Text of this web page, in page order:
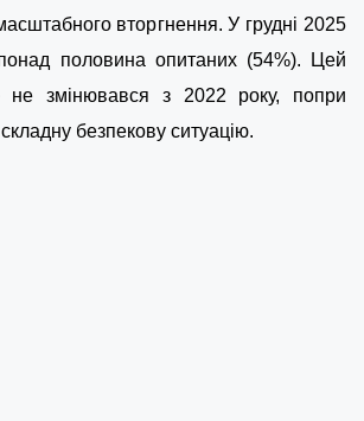
вторгнення. У грудні 2025
понад половина опитаних (54%). Цей
не змінювався з 2022 року, попри
безпекову ситуацію.